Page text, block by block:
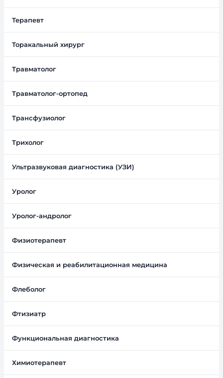
Терапевт
Торакальный хирург
Травматолог
Травматолог-ортопед
Трансфузиолог
Трихолог
Ультразвуковая диагностика (УЗИ)
Уролог
Уролог-андролог
Физиотерапевт
Физическая и реабилитационная медицина
Флеболог
Фтизиатр
Функциональная диагностика
Химиотерапевт